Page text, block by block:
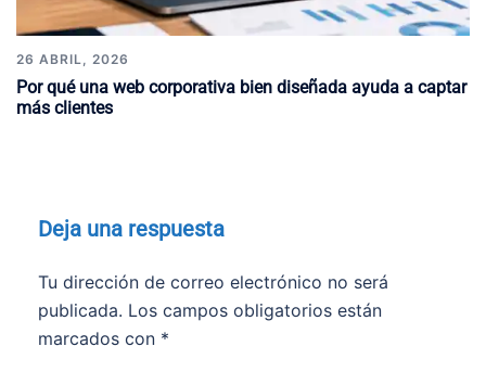
26 ABRIL, 2026
Por qué una web corporativa bien diseñada ayuda a captar
más clientes
Deja una respuesta
Tu dirección de correo electrónico no será
publicada. Los campos obligatorios están
marcados con *